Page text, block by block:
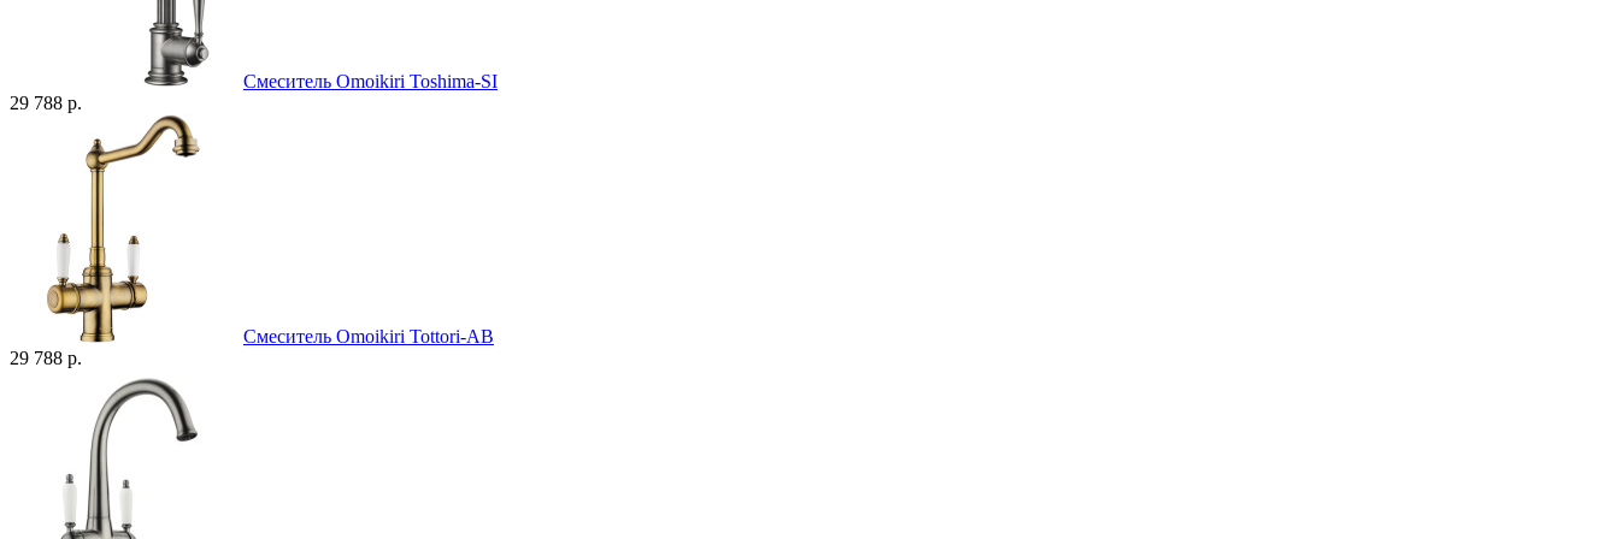
Смеситель Omoikiri Toshima-SI
29 788 р.
Смеситель Omoikiri Tottori-AB
29 788 р.